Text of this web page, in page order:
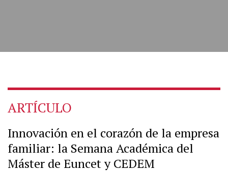
ARTÍCULO
Innovación en el corazón de la empresa
familiar: la Semana Académica del
Máster de Euncet y CEDEM